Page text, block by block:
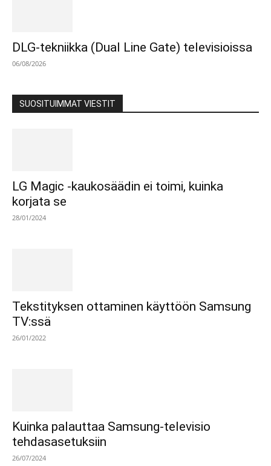
DLG-tekniikka (Dual Line Gate) televisioissa
06/08/2026
SUOSITUIMMAT VIESTIT
LG Magic -kaukosäädin ei toimi, kuinka
korjata se
28/01/2024
Tekstityksen ottaminen käyttöön Samsung
TV:ssä
26/01/2022
Kuinka palauttaa Samsung-televisio
tehdasasetuksiin
26/07/2024